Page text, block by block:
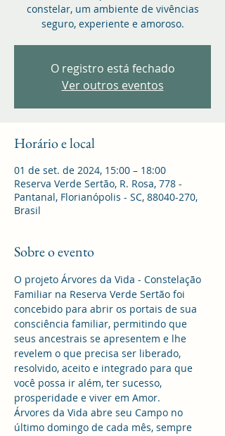
constelar, um ambiente de vivências
seguro, experiente e amoroso.
O registro está fechado
Ver outros eventos
Horário e local
01 de set. de 2024, 15:00 – 18:00
Reserva Verde Sertão, R. Rosa, 778 -
Pantanal, Florianópolis - SC, 88040-270,
Brasil
Sobre o evento
O projeto Árvores da Vida - Constelação
Familiar na Reserva Verde Sertão foi
concebido para abrir os portais de sua
consciência familiar, permitindo que
seus ancestrais se apresentem e lhe
revelem o que precisa ser liberado,
resolvido, aceito e integrado para que
você possa ir além, ter sucesso,
prosperidade e viver em Amor.
Árvores da Vida abre seu Campo no
último domingo de cada mês, sempre